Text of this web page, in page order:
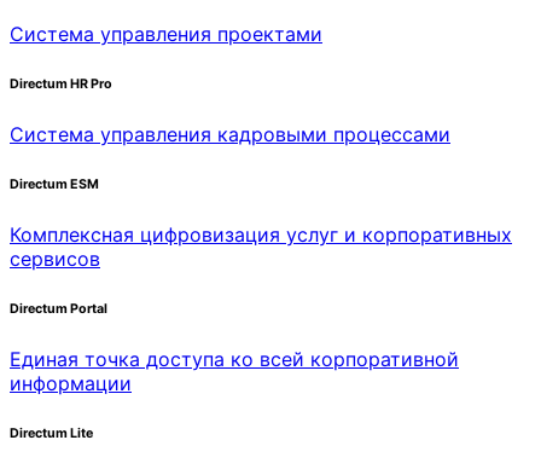
Система управления проектами
Directum HR Pro
Система управления кадровыми процессами
Directum ESM
Комплексная цифровизация услуг и корпоративных
сервисов
Directum Portal
Единая точка доступа ко всей корпоративной
информации
Directum Lite